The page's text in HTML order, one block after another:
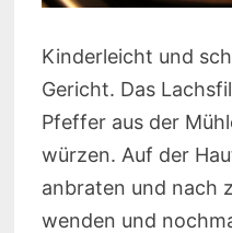
Kinderleicht und
Gericht. Das
Pfeffer aus der
würzen. Auf der
anbraten und nach
wenden und